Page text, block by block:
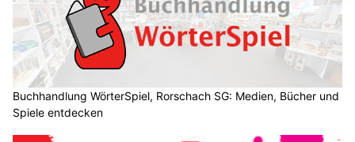
Buchhandlung WörterSpiel, Rorschach SG: Medien, Bücher und
Spiele entdecken